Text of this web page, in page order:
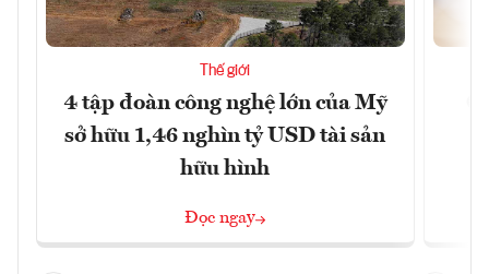
Thế giới
4 tập đoàn công nghệ lớn của Mỹ
sở hữu 1,46 nghìn tỷ USD tài sản
hữu hình
Đọc ngay